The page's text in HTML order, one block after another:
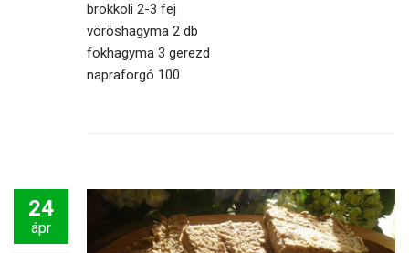
brokkoli 2-3 fej
vöröshagyma 2 db
fokhagyma 3 gerezd
napraforgó 100
24
ápr